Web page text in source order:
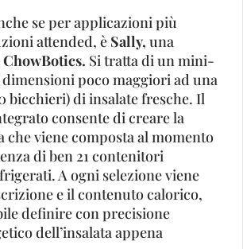
se per applicazioni più
attended, è Sally, una
ChowBotics. Si tratta di un mini-
poco maggiori ad una
bicchieri) di insalate fresche. Il
consente di creare la
che viene composta al momento
di ben 21 contenitori
A ogni selezione viene
e il contenuto calorico,
definire con precisione
dell’insalata appena